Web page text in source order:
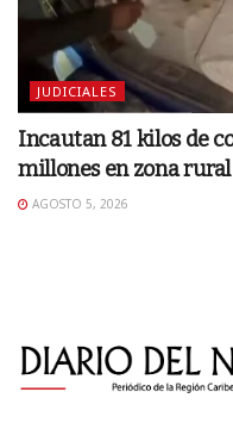
JUDICIALES
Incautan 81 kilos de
millones en zona
AGOSTO 5, 2026